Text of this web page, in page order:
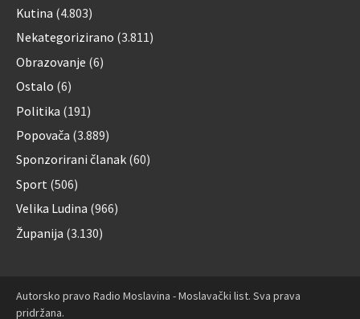
Kutina (4.803)
Nekategorizirano (3.811)
Obrazovanje (6)
Ostalo (6)
Politika (191)
Popovača (3.889)
Sponzorirani članak (60)
Sport (506)
Velika Ludina (966)
Županija (3.130)
Autorsko pravo Radio Moslavina - Moslavački list. Sva prava
pridržana.